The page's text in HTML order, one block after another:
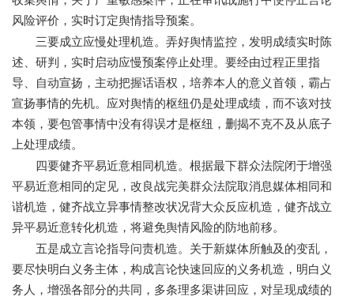
风险评价，实时订定舆情指导预案。
三要成立应慢处理机造。弄好舆情监控，发明成绩实时陈
述、研判，实时启动应慢预案停止处理。要经由过程正里指
导、自动宣扬，主动把握话语权，培养本人的意义首领，霸占
宣扬事情的先机。应对舆情的枢纽仍是处理成绩，而不该对技
本领，要包管事情中没有得误才是枢纽，删揭不克不及从底子
上处理成绩。
四要健齐平易近意相同机造。根据最下群众法院闭于增强
平易近意相同的定见，改良战完美群众法院取消息媒体相同和
谐机造，健齐战立异事情整改状况背大众反应机造，健齐战立
异平易近意转化机造，将避免舆情风险的防地前移。
五是成立言论指导问责机造。关于新媒体所触及的变乱，
要尽快明白义务主体，构成言论快速回应的义务机造，明白义
务人，增强各部分的共同，多条理多渠讲回应，对呈现成绩的